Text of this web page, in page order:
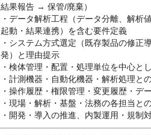
結果報告 → 保管/廃棄）
・データ解析工程（データ分離、解析
起動・結果連携）を含む要件定義
・システム方式選定（既存製品の修正
発）と理由提示
・検体管理・配置・処理単位を中心と
・計測機器・自動化機器・解析処理と
・操作履歴・権限管理・変更履歴・デ
・現場・解析・基盤・法務の各担当と
・開発・導入の推進、内製運用・規制